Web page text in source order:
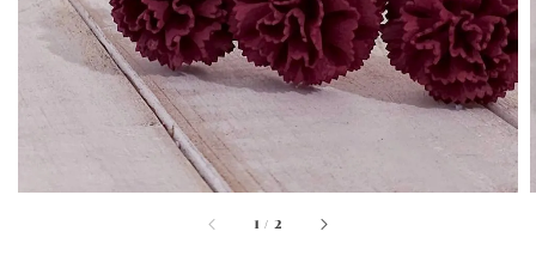
1 / 2